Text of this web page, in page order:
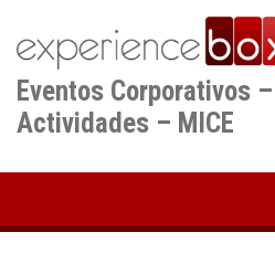
contenido
principal
Eventos Corporativos –
Actividades – MICE